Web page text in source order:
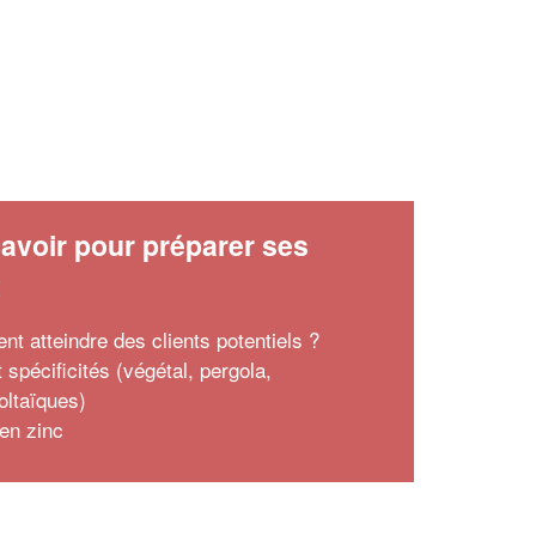
pour préparer ses
atteindre des clients potentiels ?
spécificités (végétal, pergola,
zinc